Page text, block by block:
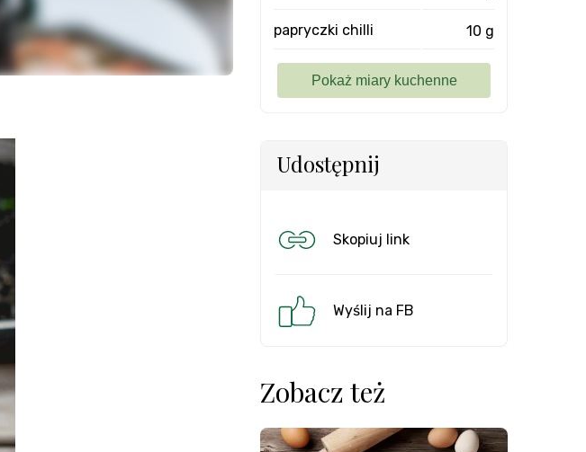
papryczki chilli 10 g
Udostępnij
Skopiuj link
Wyślij na FB
Zobacz też